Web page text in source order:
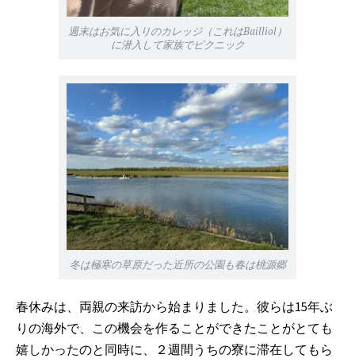
週末はお気に入りのカレッジ（これはBailliol）
に潜入して家族でピクニック
冬は極寒の草原だった近所の公園も春は桃源郷
春休みは、両親の来訪から始まりました。彼らは15年ぶ
りの海外で、この機会を作ることができたことがとても
嬉しかったのと同時に、２週間うちの寮に滞在してもら